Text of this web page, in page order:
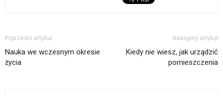
Poprzedni artykuł
Nauka we wczesnym okresie
życia
Następny artykuł
Kiedy nie wiesz, jak urządzić
pomieszczenia